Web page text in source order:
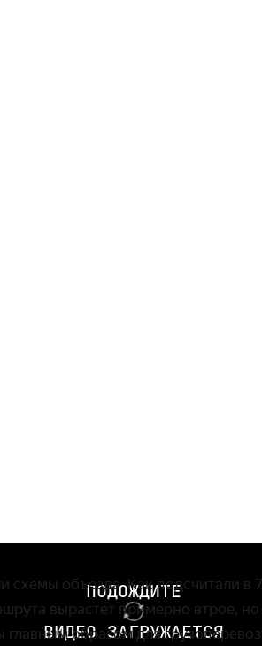
ПОДОЖДИТЕ
ВИДЕО ЗАГРУЖАЕТСЯ
объезда. Как подсчитали в
вырастет примерно втрое,
образом для